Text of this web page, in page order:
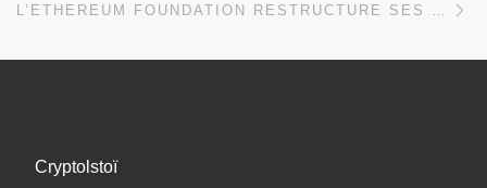
Cryptolstoï